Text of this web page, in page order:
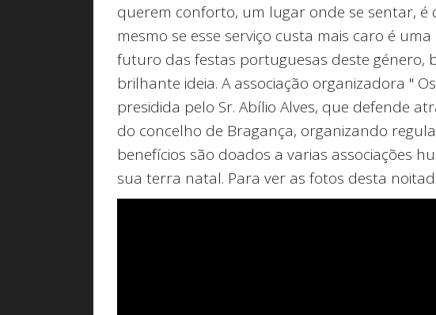
querem conforto, um lugar onde se sentar, é
mesmo se esse serviço custa mais caro é
futuro das festas portuguesas deste género,
brilhante ideia. A associação organizadora "
presidida pelo Sr. Abílio Alves, que defende
do concelho de Bragança, organizando
benefícios são doados a varias associações
sua terra natal. Para ver as fotos desta